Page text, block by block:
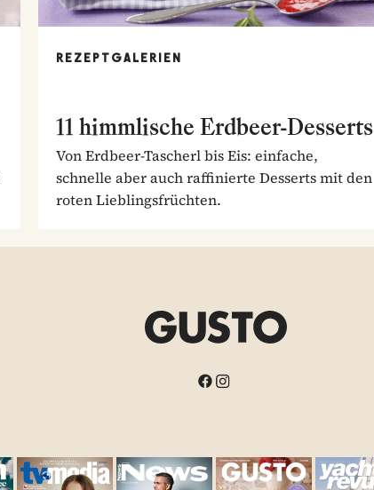
REZEPTGALERIEN
11 himmlische Erdbeer-Desserts
Von Erdbeer-Tascherl bis Eis: einfache,
schnelle aber auch raffinierte Desserts mit den
roten Lieblingsfrüchten.